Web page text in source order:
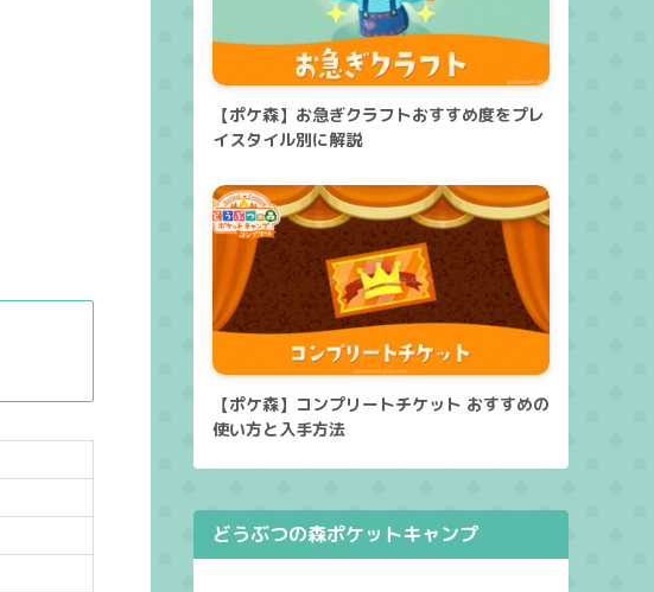
【ポケ森】お急ぎクラフトおすすめ度をプレ
イスタイル別に解説
【ポケ森】コンプリートチケット おすすめの
使い方と入手方法
どうぶつの森ポケットキャンプ